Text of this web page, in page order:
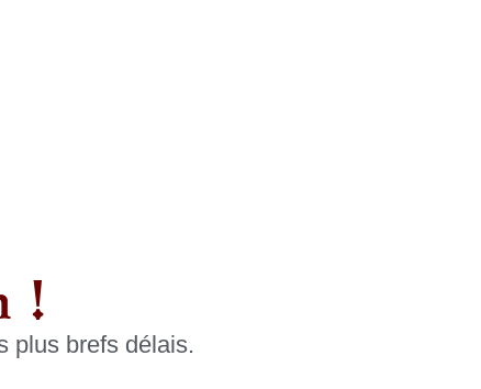
!
plus brefs délais.